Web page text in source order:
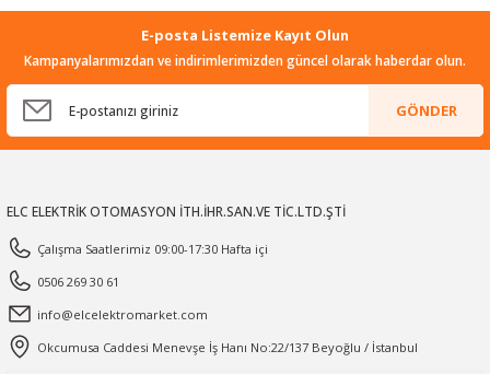
E-posta Listemize Kayıt Olun
Kampanyalarımızdan ve indirimlerimizden güncel olarak haberdar olun.
GÖNDER
ELC ELEKTRİK OTOMASYON İTH.İHR.SAN.VE TİC.LTD.ŞTİ
Çalışma Saatlerimiz 09:00-17:30 Hafta içi
0506 269 30 61
info@elcelektromarket.com
Okcumusa Caddesi Menevşe İş Hanı No:22/137 Beyoğlu / İstanbul